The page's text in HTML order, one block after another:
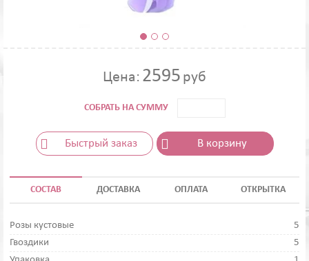
Цена: 2595 руб
СОБРАТЬ НА СУММУ
Быстрый заказ В корзину
СОСТАВ ДОСТАВКА ОПЛАТА ОТКРЫТКА
Розы кустовые
5
Гвоздики
5